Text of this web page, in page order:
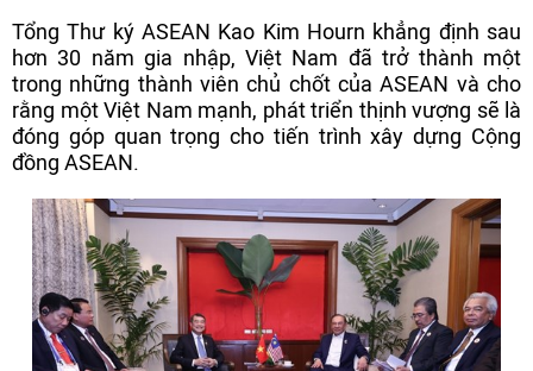
Tổng Thư ký ASEAN Kao Kim Hourn khẳng định sau
hơn 30 năm gia nhập, Việt Nam đã trở thành một
trong những thành viên chủ chốt của ASEAN và cho
rằng một Việt Nam mạnh, phát triển thịnh vượng sẽ là
đóng góp quan trọng cho tiến trình xây dựng Cộng
đồng ASEAN.